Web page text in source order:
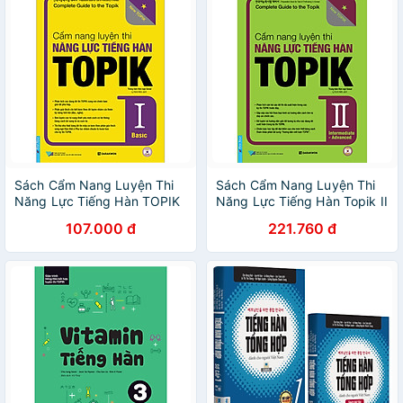
Sách Cẩm Nang Luyện Thi
Năng Lực Tiếng Hàn TOPIK
107.000 đ
Sách Cẩm Nang Luyện Thi
Năng Lực Tiếng Hàn Topik II
(Tặng Kèm CD)
221.760 đ